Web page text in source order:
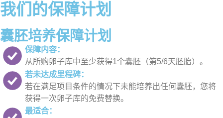
我们的保障计划
囊胚培养保障计划
保障内容：
从所购卵子库中至少获得1个囊胚（第5/6天胚胎）。
若未达成里程碑：
若在满足项目条件的情况下未能培养出任何囊胚，您将
获得一次卵子库的免费替换。
最适合：